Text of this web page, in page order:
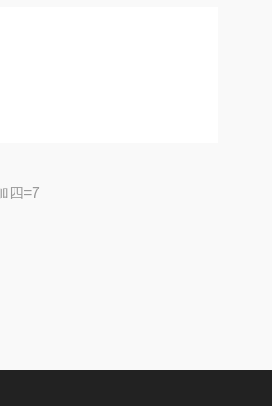
四=7